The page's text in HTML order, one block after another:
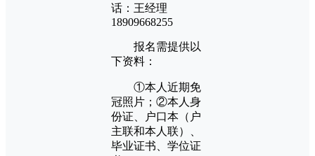
话：王经理
18909668255
报名需提供以
下资料：
①本人近期免
冠照片；②本人身
份证、户口本（户
主联和本人联）、
毕业证书、学位证